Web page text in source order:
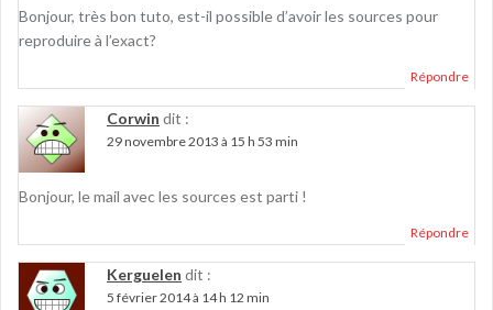
Bonjour, très bon tuto, est-il possible d’avoir les sources pour
reproduire à l’exact?
Répondre
Corwin dit :
29 novembre 2013 à 15 h 53 min
Bonjour, le mail avec les sources est parti !
Répondre
Kerguelen dit :
5 février 2014 à 14 h 12 min